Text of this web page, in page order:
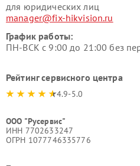
для юридических лиц
manager@fix-hikvision.ru
График работы:
ПН-ВСК с 9:00 до 21:00 без
Рейтинг сервисного центра
4.9-5.0
ООО "Русервис"
ИНН 7702633247
ОГРН 1077746335776